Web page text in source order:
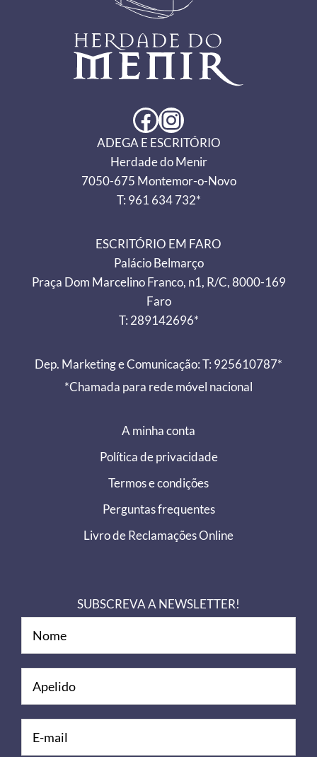
Facebook Instagram
ADEGA E ESCRITÓRIO
Herdade do Menir
7050-675 Montemor-o-Novo
T: 961 634 732*
ESCRITÓRIO EM FARO
Palácio Belmarço
Praça Dom Marcelino Franco, n1, R/C, 8000-169
Faro
T: 289142696*
Dep. Marketing e Comunicação: T: 925610787*
*Chamada para rede móvel nacional
A minha conta
Política de privacidade
Termos e condições
Perguntas frequentes
Livro de Reclamações Online
SUBSCREVA A NEWSLETTER!